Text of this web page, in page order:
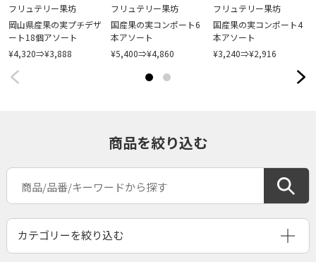
フリュテリー果坊
岡山県産果の実プチデザ
ート18個アソート
¥4,320⇒¥3,888
フリュテリー果坊
国産果の実コンポート6
本アソート
¥5,400⇒¥4,860
フリュテリー果坊
国産果の実コンポート4
本アソート
¥3,240⇒¥2,916
商品を絞り込む